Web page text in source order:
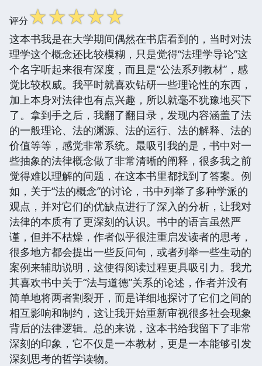
评分☆☆☆☆☆
这本书我是在大学期间偶然在书店看到的，当时对法
理学这个概念还比较模糊，只是觉得“法理学导论”这
个名字听起来很有深度，而且是“公法系列教材”，感
觉比较权威。我平时就喜欢钻研一些理论性的东西，
加上本身对法律也有点兴趣，所以就毫不犹豫地买下
了。拿到手之后，我翻了翻目录，发现内容涵盖了法
的一般理论、法的渊源、法的运行、法的解释、法的
价值等等，感觉非常系统。最吸引我的是，书中对一
些抽象的法律概念做了非常清晰的阐释，很多我之前
觉得难以理解的问题，在这本书里都找到了答案。例
如，关于“法的概念”的讨论，书中列举了多种学派的
观点，并对它们的优缺点进行了深入的分析，让我对
法律的本质有了更深刻的认识。书中的语言虽然严
谨，但并不枯燥，作者似乎很注重启发读者的思考，
很多地方都会提出一些反问句，或者列举一些生动的
案例来辅助说明，这使得阅读过程更具吸引力。我尤
其喜欢书中关于“法与道德”关系的论述，作者并没有
简单地将两者割裂开，而是详细地探讨了它们之间的
相互影响和制约，这让我开始重新审视很多社会现象
背后的法律逻辑。总的来说，这本书给我留下了非常
深刻的印象，它不仅是一本教材，更是一本能够引发
深刻思考的哲学读物。